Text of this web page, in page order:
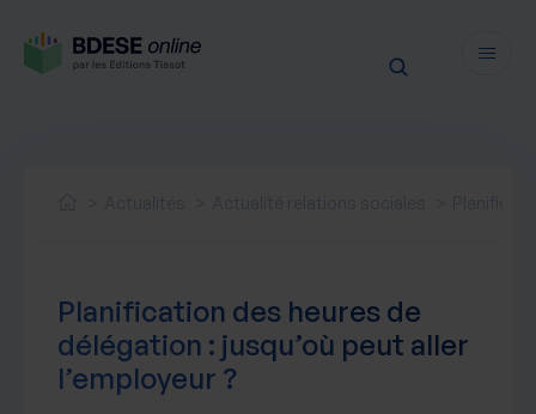
Actualités produit
Notre newsletter
Nos webinaires
Planification des heures de
délégation : jusqu’où peut aller
l’employeur ?